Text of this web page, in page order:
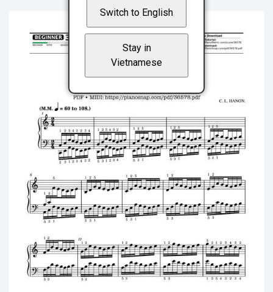
Switch to English
Stay in
Vietnamese